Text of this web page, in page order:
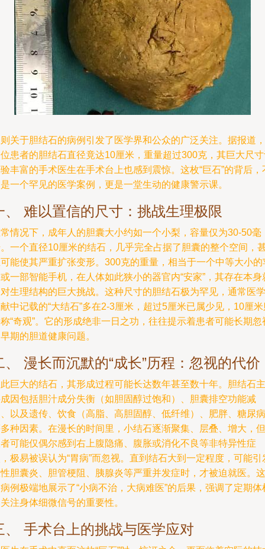
关于胆结石的病例引发了医学界和公众的广泛关注。据报道，
患者的胆结石直径竟达10厘米，重量超过300克，其巨大尺
丰富的手术医生在手术台上也感到震惊。这枚“巨石”的背后，
一个罕见的医学案例，更是一堂生动的健康警示课。
、 难以置信的尺寸：挑战生理极限
情况下，成年人的胆囊大小约如一个小梨，容量仅为30-50毫
一个直径10厘米的结石，几乎完全占据了胆囊的整个空间，
能使其严重扩张变形。300克的重量，相当于一个中等大小的
一部智能手机，在人体如此狭小的器官内“安家”，其存在本身
生理结构的巨大挑战。这种尺寸的胆结石极为罕见，通常医学
中记载的“大结石”多在2-3厘米，超过5厘米已属少见，10厘
“奇观”。它的形成绝非一日之功，往往提示着患者可能长期忽
期的胆道健康问题。
、 漫长而沉默的“成长”历程：忽视的代价
巨大的结石，其形成过程可能长达数年甚至数十年。胆结石主
因包括胆汁成分失衡（如胆固醇过饱和）、胆囊排空功能减
以及遗传、饮食（高脂、高胆固醇、低纤维）、肥胖、糖尿病
种因素。在漫长的时间里，小结石逐渐聚集、层叠、增大，但
可能仅偶尔感到右上腹隐痛、腹胀或消化不良等非特异性症
极易被误认为“胃病”而忽视。直到结石大到一定程度，可能引
胆囊炎、胆管梗阻、胰腺炎等严重并发症时，才被迫就医。这
例极端地展示了“小病不治，大病难医”的后果，强调了定期体
注身体细微信号的重要性。
、 手术台上的挑战与医学应对